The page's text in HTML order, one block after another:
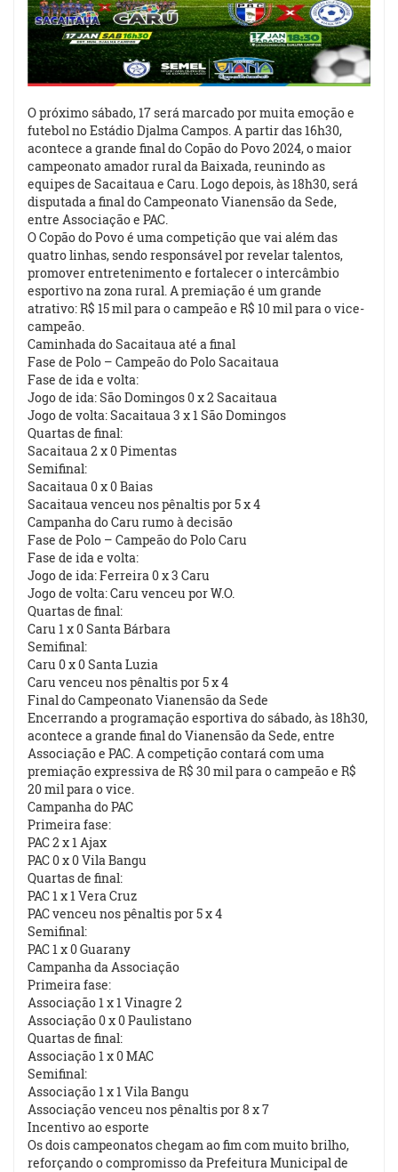
O próximo sábado, 17 será marcado por muita emoção e
futebol no Estádio Djalma Campos. A partir das 16h30,
acontece a grande final do Copão do Povo 2024, o maior
campeonato amador rural da Baixada, reunindo as
equipes de Sacaitaua e Caru. Logo depois, às 18h30, será
disputada a final do Campeonato Vianensão da Sede,
entre Associação e PAC.
O Copão do Povo é uma competição que vai além das
quatro linhas, sendo responsável por revelar talentos,
promover entretenimento e fortalecer o intercâmbio
esportivo na zona rural. A premiação é um grande
atrativo: R$ 15 mil para o campeão e R$ 10 mil para o vice-
campeão.
Caminhada do Sacaitaua até a final
Fase de Polo – Campeão do Polo Sacaitaua
Fase de ida e volta:
Jogo de ida: São Domingos 0 x 2 Sacaitaua
Jogo de volta: Sacaitaua 3 x 1 São Domingos
Quartas de final:
Sacaitaua 2 x 0 Pimentas
Semifinal:
Sacaitaua 0 x 0 Baias
Sacaitaua venceu nos pênaltis por 5 x 4
Campanha do Caru rumo à decisão
Fase de Polo – Campeão do Polo Caru
Fase de ida e volta:
Jogo de ida: Ferreira 0 x 3 Caru
Jogo de volta: Caru venceu por W.O.
Quartas de final:
Caru 1 x 0 Santa Bárbara
Semifinal:
Caru 0 x 0 Santa Luzia
Caru venceu nos pênaltis por 5 x 4
Final do Campeonato Vianensão da Sede
Encerrando a programação esportiva do sábado, às 18h30,
acontece a grande final do Vianensão da Sede, entre
Associação e PAC. A competição contará com uma
premiação expressiva de R$ 30 mil para o campeão e R$
20 mil para o vice.
Campanha do PAC
Primeira fase:
PAC 2 x 1 Ajax
PAC 0 x 0 Vila Bangu
Quartas de final:
PAC 1 x 1 Vera Cruz
PAC venceu nos pênaltis por 5 x 4
Semifinal:
PAC 1 x 0 Guarany
Campanha da Associação
Primeira fase:
Associação 1 x 1 Vinagre 2
Associação 0 x 0 Paulistano
Quartas de final:
Associação 1 x 0 MAC
Semifinal:
Associação 1 x 1 Vila Bangu
Associação venceu nos pênaltis por 8 x 7
Incentivo ao esporte
Os dois campeonatos chegam ao fim com muito brilho,
reforçando o compromisso da Prefeitura Municipal de